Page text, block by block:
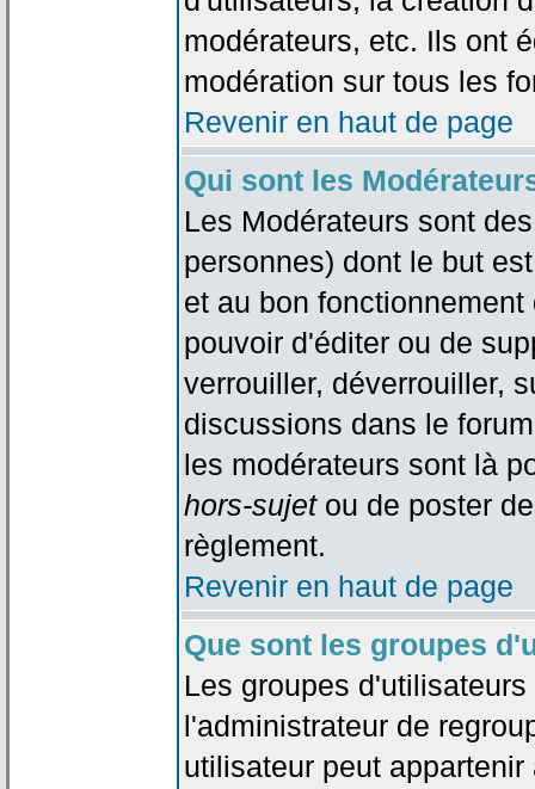
modérateurs, etc. Ils ont
modération sur tous les
Revenir en haut de page
Qui sont les
Les Modérateurs sont
personnes) dont le but
et au bon
pouvoir d'éditer ou de
verrouiller, déverrouiller,
discussions dans le
les modérateurs sont là
hors-sujetou de poster
règlement.
Revenir en haut de page
Que sont les groupes
Les groupes
l'administrateur de
utilisateur peut